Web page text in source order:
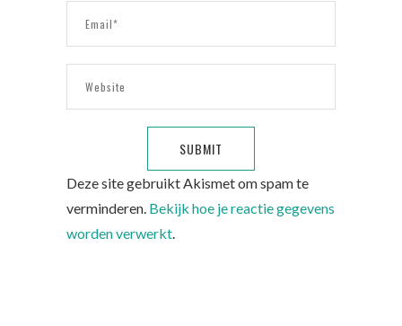
Deze site gebruikt Akismet om spam te
verminderen. Bekijk hoe je reactie gegevens
worden verwerkt.